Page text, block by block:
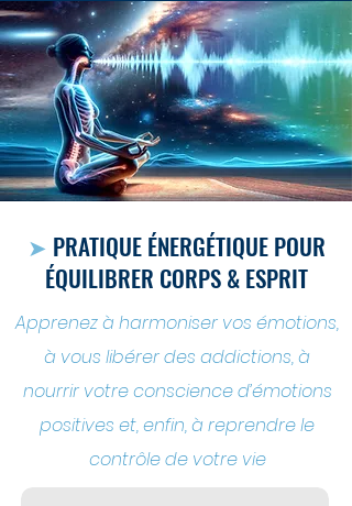
➤ PRATIQUE ÉNERGÉTIQUE POUR
ÉQUILIBRER CORPS & ESPRIT
Apprenez à harmoniser vos émotions,
à vous libérer des addictions, à
nourrir votre conscience d’émotions
positives et, enfin, à reprendre le
contrôle de votre vie